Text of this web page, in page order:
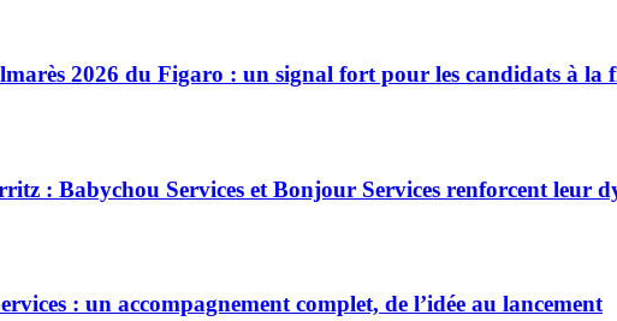
2026 du Figaro : un signal fort pour les candidats à la
: Babychou Services et Bonjour Services renforcent leur
: un accompagnement complet, de l’idée au lancement